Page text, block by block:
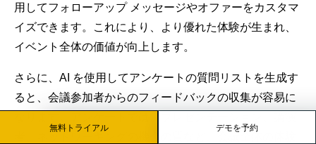
無料トライアル デモを予約
用してフォローアップ メッセージやオファーをカスタマ
イズできます。これにより、より優れた体験が生まれ、
イベント全体の価値が向上します。
さらに、AI を使用してアンケートの質問リストを生成す
ると、会議参加者からのフィードバックの収集が容易に